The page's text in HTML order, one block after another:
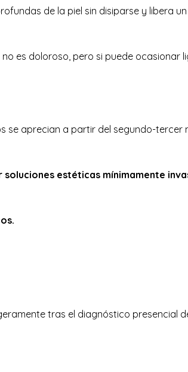
de la piel sin disiparse y libera
es doloroso, pero si puede ocasionar
aprecian a partir del segundo-tercer
estéticas mínimamente
tras el diagnóstico presencial